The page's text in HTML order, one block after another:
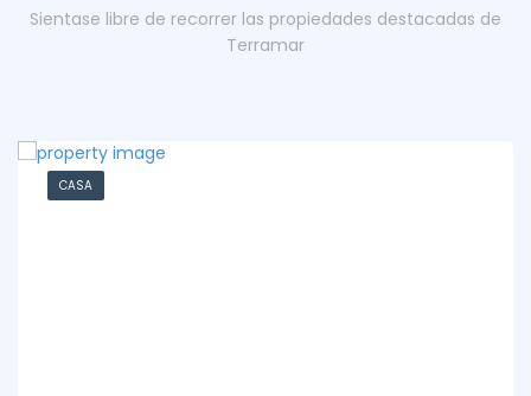
Sientase libre de recorrer las propiedades destacadas de
Terramar
CASA